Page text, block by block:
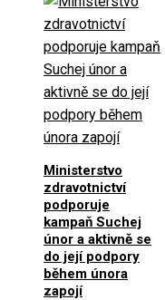
Ministerstvo
zdravotnictví
podporuje
kampaň Suchej
únor a aktivně se
do její podpory
během února
zapojí